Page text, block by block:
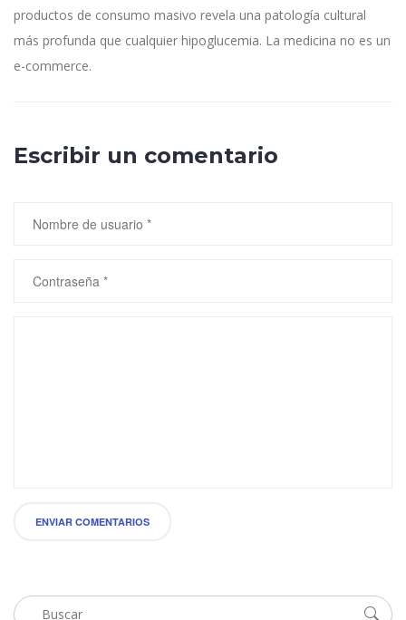
productos de consumo masivo revela una patología cultural
más profunda que cualquier hipoglucemia. La medicina no es un
e-commerce.
Escribir un comentario
ENVIAR COMENTARIOS